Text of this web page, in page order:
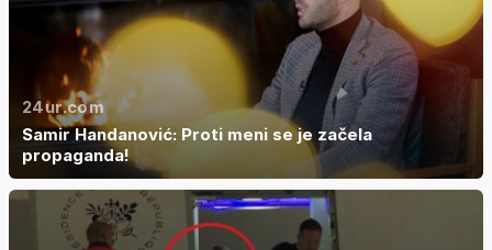
24ur.com
Samir Handanović: Proti meni se je začela
propaganda!